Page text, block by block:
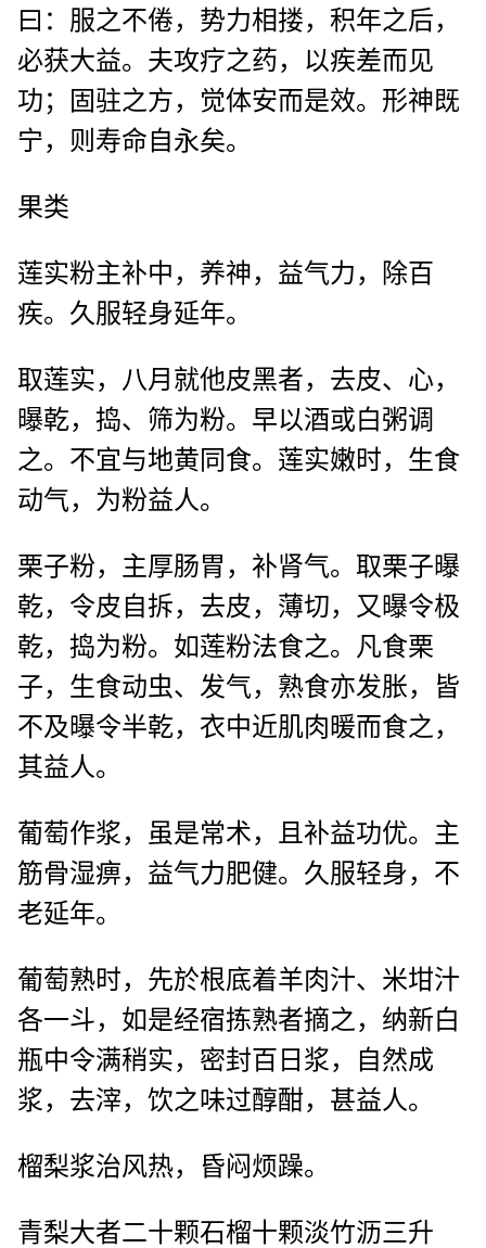
曰：服之不倦，势力相搂，积年之后，
必获大益。夫攻疗之药，以疾差而见
功；固驻之方，觉体安而是效。形神既
宁，则寿命自永矣。
果类
莲实粉主补中，养神，益气力，除百
疾。久服轻身延年。
取莲实，八月就他皮黑者，去皮、心，
曝乾，捣、筛为粉。早以酒或白粥调
之。不宜与地黄同食。莲实嫩时，生食
动气，为粉益人。
栗子粉，主厚肠胃，补肾气。取栗子曝
乾，令皮自拆，去皮，薄切，又曝令极
乾，捣为粉。如莲粉法食之。凡食栗
子，生食动虫、发气，熟食亦发胀，皆
不及曝令半乾，衣中近肌肉暖而食之，
其益人。
葡萄作浆，虽是常术，且补益功优。主
筋骨湿痹，益气力肥健。久服轻身，不
老延年。
葡萄熟时，先於根底着羊肉汁、米坩汁
各一斗，如是经宿拣熟者摘之，纳新白
瓶中令满稍实，密封百日浆，自然成
浆，去滓，饮之味过醇酣，甚益人。
榴梨浆治风热，昏闷烦躁。
青梨大者二十颗石榴十颗淡竹沥三升